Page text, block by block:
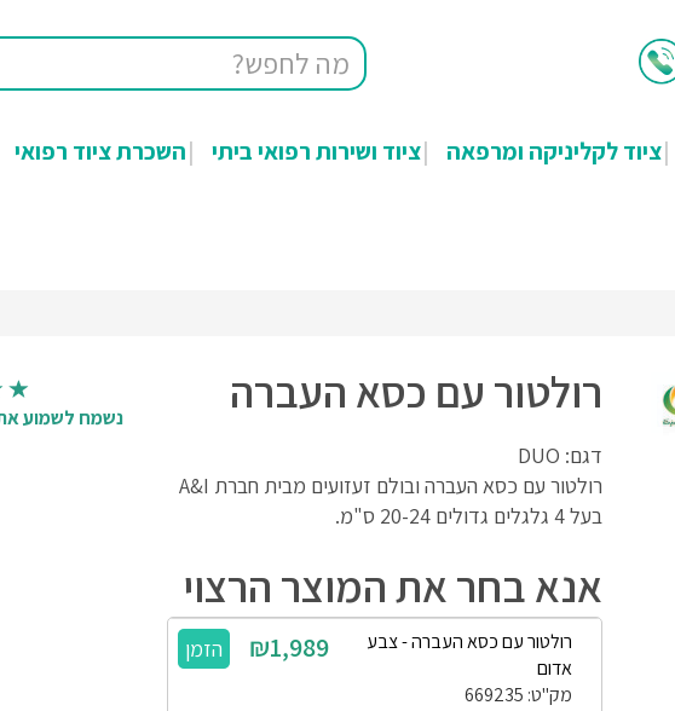
ציוד לקליניקה ומרפאה ציוד ושירות רפואי ביתי
השכרת ציוד רפואי
רולטור עם כסא העברה
דגם: DUO
רולטור עם כסא העברה ובולם זעזועים מבית חברת A&I
בעל 4 גלגלים גדולים 20-24 ס"מ.
אנא בחר את המוצר הרצוי
רולטור עם כסא העברה - צבע
אדום
מק"ט: 669235
₪1,989
נשמח לשמוע